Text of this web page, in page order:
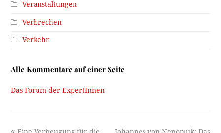
Veranstaltungen
Verbrechen
Verkehr
Alle Kommentare auf einer Seite
Das Forum der ExpertInnen
previous next